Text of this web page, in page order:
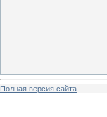
Полная версия сайта